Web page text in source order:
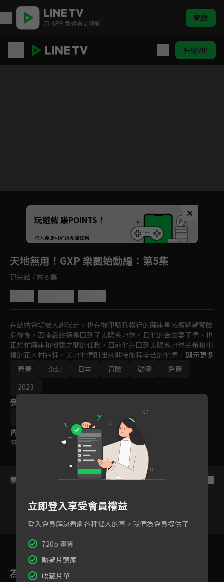
用 APP 免費看更精彩 開啟
升級VIP
Unmute
如有不便請見諒
玩遊戲 賺POINTS！
登入後即可解鎖專屬任務
天地無用！GXP 樂園始動編 ：第5集
已完結 / 共 6 集
在結婚會場被人綁架走，也在機甲騎兵橫行的廉座星域遭遇過驚險
危機後，西南最終還是回到了太陽系地球。且他的合法妻子們，也
正於忙廉座和樹雷之間的任務，目前他先回到太陽系地球美希和小
福的正木村這裡。天地他們則出來迎接旅程辛苦的他們，並告知他
一個驚人秘密。現在霧戀的母親正在月湖的家中生活著。從小就將
她視為家人的月湖，也透露了自己的感受。在宇宙中時常碰到倒楣
跟不幸的西南，還是非常努力進行任務，並想回去地球。還無法看
清整體故事的GXP簾座編和「天地無用！魉皇鬼」第五期有著故事
關連，『天地無用！樂園始動編』終於啟動！
顯示更多
青春
奇幻 日本 冒險 動畫
免費
2023
參與演員
內容標籤
保護級
集數列表
2
為您推薦
立即登入享受會員權益
登入會員解決看劇各種惱人的事，我們為會員提供了
720p 畫質
略過片頭尾
收藏片單